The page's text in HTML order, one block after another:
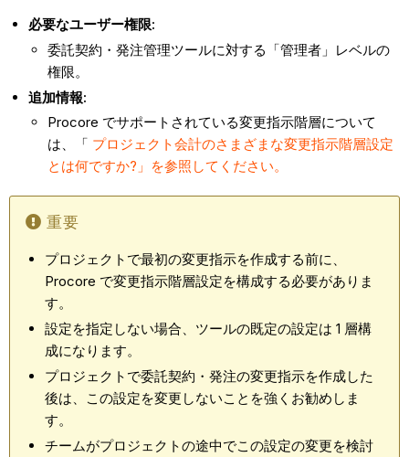
必要なユーザー権限:
委託契約・発注管理ツールに対する「管理者」レベルの
権限。
追加情報:
Procore でサポートされている変更指示階層について
は、「 プロジェクト会計のさまざまな変更指示階層設定
とは何ですか?」を参照してください。
重要
プロジェクトで最初の変更指示を作成する前に、
Procore で変更指示階層設定を構成する必要がありま
す。
設定を指定しない場合、ツールの既定の設定は 1 層構
成になります。
プロジェクトで委託契約・発注の変更指示を作成した
後は、この設定を変更しないことを強くお勧めしま
す。
チームがプロジェクトの途中でこの設定の変更を検討